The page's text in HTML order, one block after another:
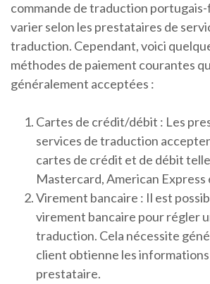
commande de traduction
varier selon les prestataires de
traduction. Cependant, voici
méthodes de paiement courantes
généralement acceptées :
Cartes de crédit/débit : Les
services de traduction
cartes de crédit et de débit
Mastercard, American Express
Virement bancaire : Il est
virement bancaire pour régler
traduction. Cela nécessite
client obtienne les
prestataire.